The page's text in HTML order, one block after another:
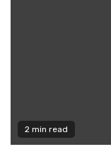
2 min read